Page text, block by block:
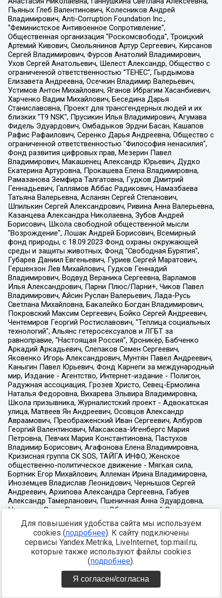
Для повышения удобства сайта мы используем
cookies (подробнее). К сайту подключены
сервисы Yandex.Metrika, LiveInternet, top.mail.ru,
которые также используют файлы cookies
(подробнее).
Я согласен/согласна